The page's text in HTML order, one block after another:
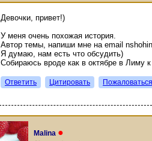
Девочки, привет!)
У меня очень похожая история.
Автор темы, напиши мне на email
Я думаю, нам есть что обсудить)
Собираюсь вроде как в октябре в Лиму к
Ответить Цитировать Пожаловаться
Malina ●